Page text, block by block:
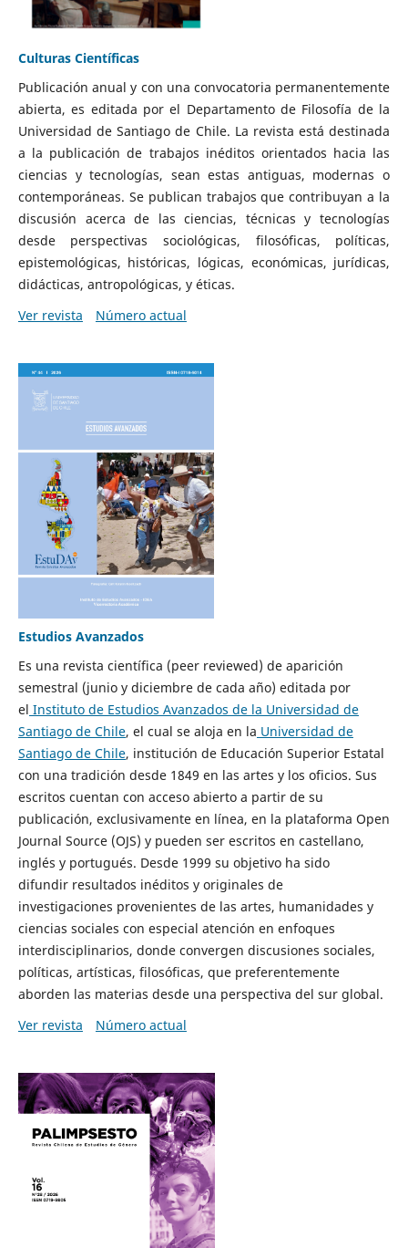
Culturas Científicas
Publicación anual y con una convocatoria permanentemente
abierta, es editada por el Departamento de Filosofía de la
Universidad de Santiago de Chile. La revista está destinada
a la publicación de trabajos inéditos orientados hacia las
ciencias y tecnologías, sean estas antiguas, modernas o
contemporáneas. Se publican trabajos que contribuyan a la
discusión acerca de las ciencias, técnicas y tecnologías
desde perspectivas sociológicas, filosóficas, políticas,
epistemológicas, históricas, lógicas, económicas, jurídicas,
didácticas, antropológicas, y éticas.
Ver revista
Número actual
Estudios Avanzados
Es una revista científica (peer reviewed) de aparición
semestral (junio y diciembre de cada año) editada por
el Instituto de Estudios Avanzados de la Universidad de
Santiago de Chile, el cual se aloja en la Universidad de
Santiago de Chile, institución de Educación Superior Estatal
con una tradición desde 1849 en las artes y los oficios. Sus
escritos cuentan con acceso abierto a partir de su
publicación, exclusivamente en línea, en la plataforma Open
Journal Source (OJS) y pueden ser escritos en castellano,
inglés y portugués. Desde 1999 su objetivo ha sido
difundir resultados inéditos y originales de
investigaciones provenientes de las artes, humanidades y
ciencias sociales con especial atención en enfoques
interdisciplinarios, donde convergen discusiones sociales,
políticas, artísticas, filosóficas, que preferentemente
aborden las materias desde una perspectiva del sur global.
Ver revista
Número actual